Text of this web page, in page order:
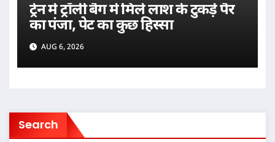
ट्रेन में ट्रॉली बैग में मिले लाश के टुकड़े पैर
का पंजा, पेट का कुछ हिस्सा
AUG 6, 2026
Search